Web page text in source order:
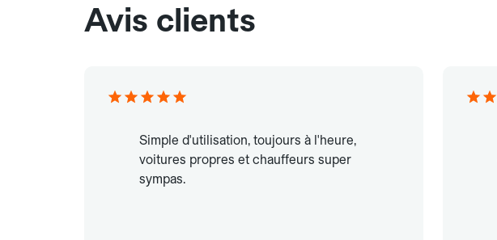
Avis clients
Simple d'utilisation, toujours à l'heure,
voitures propres et chauffeurs super
sympas.